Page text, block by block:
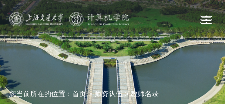
您当前所在的位置： 首页>师资队伍>教师名录